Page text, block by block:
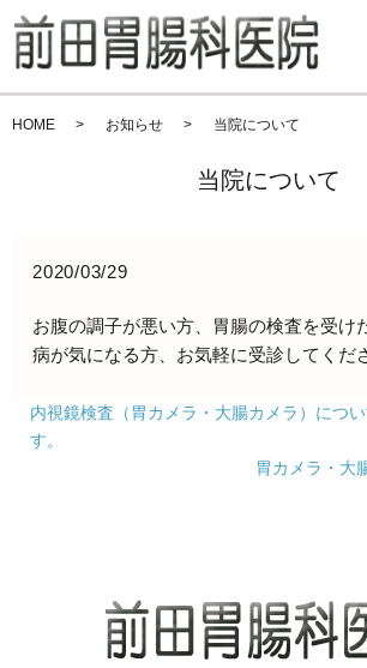
HOME お知らせ 当院について
当院について
2020/03/29
お腹の調子が悪い方、胃腸の検査を受け
病が気になる方、お気軽に受診してくだ
内視鏡検査（胃カメラ・大腸カメラ）につ
す。
胃カメラ・大